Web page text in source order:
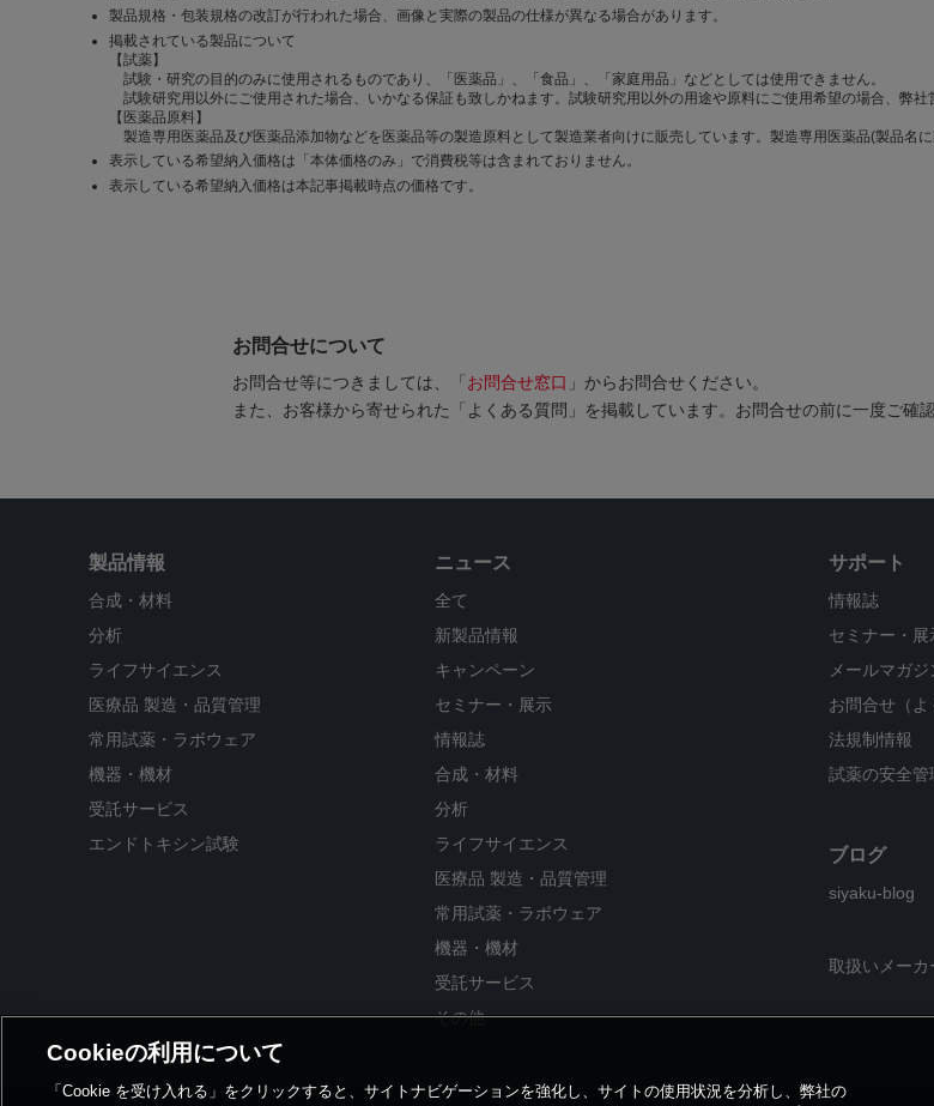
製品規格・包装規格の改訂が行われた場合、画像と実際の製品の仕様が異なる場合があります。
掲載されている製品について
【試薬】
試験・研究の目的のみに使用されるものであり、「医薬品」、「食品」、「家庭用品」などとしては使用できません。
試験研究用以外にご使用された場合、いかなる保証も致しかねます。試験研究用以外の用途や原料にご使用希望の場合、弊社
【医薬品原料】
製造専用医薬品及び医薬品添加物などを医薬品等の製造原料として製造業者向けに販売しています。製造専用医薬品(製品名
表示している希望納入価格は「本体価格のみ」で消費税等は含まれておりません。
表示している希望納入価格は本記事掲載時点の価格です。
お問合せについて
お問合せ等につきましては、「 お問合せ窓口 」からお問合せください。
また、お客様から寄せられた「よくある質問」を掲載しています。お問合せの前に一度ご確認
製品情報
合成・材料
分析
ライフサイエンス
医療品 製造・品質管理
常用試薬・ラボウェア
機器・機材
受託サービス
エンドトキシン試験
ニュース
全て
新製品情報
キャンペーン
セミナー・展示
情報誌
合成・材料
分析
ライフサイエンス
医療品 製造・品質管理
常用試薬・ラボウェア
機器・機材
受託サービス
その他
サポート
情報誌
セミナー・展
メールマガジ
お問合せ（よ
法規制情報
試薬の安全管
ブログ
siyaku-blog
取扱いメーカ
Cookieの利用について
「Cookie を受け入れる」をクリックすると、サイトナビゲーションを強化し、サイトの使用状況を分析し、弊社の